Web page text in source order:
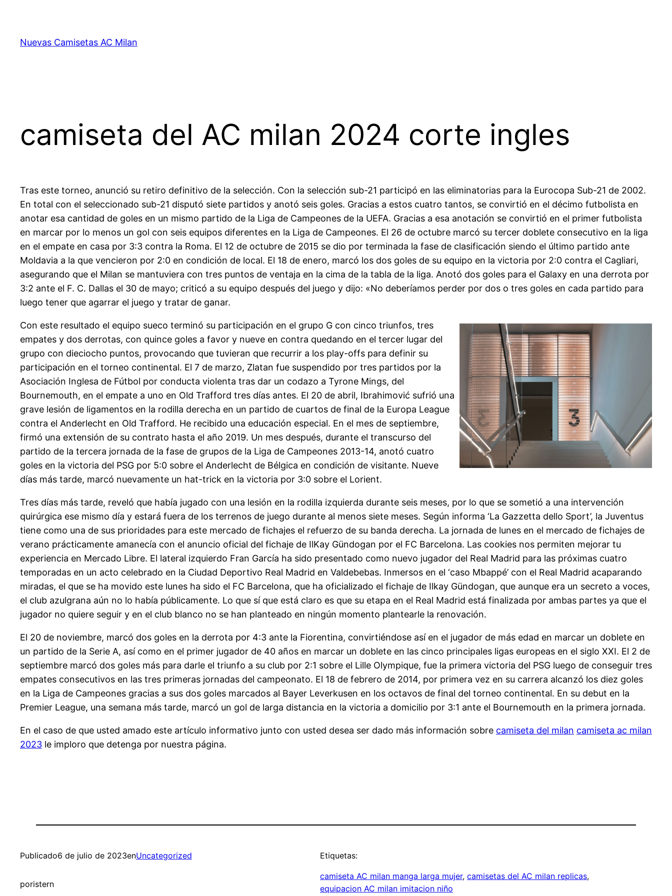
contenido
Nuevas Camisetas AC Milan
camiseta del AC milan 2024 corte ingles
Tras este torneo, anunció su retiro definitivo de la selección. Con la selección sub-21 participó en las eliminatorias para la Eurocopa Sub-21 de 2002.
En total con el seleccionado sub-21 disputó siete partidos y anotó seis goles. Gracias a estos cuatro tantos, se convirtió en el décimo futbolista en
anotar esa cantidad de goles en un mismo partido de la Liga de Campeones de la UEFA. Gracias a esa anotación se convirtió en el primer futbolista
en marcar por lo menos un gol con seis equipos diferentes en la Liga de Campeones. El 26 de octubre marcó su tercer doblete consecutivo en la liga
en el empate en casa por 3:3 contra la Roma. El 12 de octubre de 2015 se dio por terminada la fase de clasificación siendo el último partido ante
Moldavia a la que vencieron por 2:0 en condición de local. El 18 de enero, marcó los dos goles de su equipo en la victoria por 2:0 contra el Cagliari,
asegurando que el Milan se mantuviera con tres puntos de ventaja en la cima de la tabla de la liga. Anotó dos goles para el Galaxy en una derrota por
3:2 ante el F. C. Dallas el 30 de mayo; criticó a su equipo después del juego y dijo: «No deberíamos perder por dos o tres goles en cada partido para
luego tener que agarrar el juego y tratar de ganar.
Con este resultado el equipo sueco terminó su participación en el grupo G con cinco triunfos, tres
empates y dos derrotas, con quince goles a favor y nueve en contra quedando en el tercer lugar del
grupo con dieciocho puntos, provocando que tuvieran que recurrir a los play-offs para definir su
participación en el torneo continental. El 7 de marzo, Zlatan fue suspendido por tres partidos por la
Asociación Inglesa de Fútbol por conducta violenta tras dar un codazo a Tyrone Mings, del
Bournemouth, en el empate a uno en Old Trafford tres días antes. El 20 de abril, Ibrahimović sufrió una
grave lesión de ligamentos en la rodilla derecha en un partido de cuartos de final de la Europa League
contra el Anderlecht en Old Trafford. He recibido una educación especial. En el mes de septiembre,
firmó una extensión de su contrato hasta el año 2019. Un mes después, durante el transcurso del
partido de la tercera jornada de la fase de grupos de la Liga de Campeones 2013-14, anotó cuatro
goles en la victoria del PSG por 5:0 sobre el Anderlecht de Bélgica en condición de visitante. Nueve
días más tarde, marcó nuevamente un hat-trick en la victoria por 3:0 sobre el Lorient.
Tres días más tarde, reveló que había jugado con una lesión en la rodilla izquierda durante seis meses, por lo que se sometió a una intervención
quirúrgica ese mismo día y estará fuera de los terrenos de juego durante al menos siete meses. Según informa ‘La Gazzetta dello Sport’, la Juventus
tiene como una de sus prioridades para este mercado de fichajes el refuerzo de su banda derecha. La jornada de lunes en el mercado de fichajes de
verano prácticamente amanecía con el anuncio oficial del fichaje de IlKay Gündogan por el FC Barcelona. Las cookies nos permiten mejorar tu
experiencia en Mercado Libre. El lateral izquierdo Fran García ha sido presentado como nuevo jugador del Real Madrid para las próximas cuatro
temporadas en un acto celebrado en la Ciudad Deportivo Real Madrid en Valdebebas. Inmersos en el ‘caso Mbappé’ con el Real Madrid acaparando
miradas, el que se ha movido este lunes ha sido el FC Barcelona, que ha oficializado el fichaje de Ilkay Gündogan, que aunque era un secreto a voces,
el club azulgrana aún no lo había públicamente. Lo que sí que está claro es que su etapa en el Real Madrid está finalizada por ambas partes ya que el
jugador no quiere seguir y en el club blanco no se han planteado en ningún momento plantearle la renovación.
El 20 de noviembre, marcó dos goles en la derrota por 4:3 ante la Fiorentina, convirtiéndose así en el jugador de más edad en marcar un doblete en
un partido de la Serie A, así como en el primer jugador de 40 años en marcar un doblete en las cinco principales ligas europeas en el siglo XXI. El 2 de
septiembre marcó dos goles más para darle el triunfo a su club por 2:1 sobre el Lille Olympique, fue la primera victoria del PSG luego de conseguir tres
empates consecutivos en las tres primeras jornadas del campeonato. El 18 de febrero de 2014, por primera vez en su carrera alcanzó los diez goles
en la Liga de Campeones gracias a sus dos goles marcados al Bayer Leverkusen en los octavos de final del torneo continental. En su debut en la
Premier League, una semana más tarde, marcó un gol de larga distancia en la victoria a domicilio por 3:1 ante el Bournemouth en la primera jornada.
En el caso de que usted amado este artículo informativo junto con usted desea ser dado más información sobre camiseta del milan camiseta ac milan
2023 le imploro que detenga por nuestra página.
Publicado6 de julio de 2023enUncategorized
poristern
Etiquetas:
camiseta AC milan manga larga mujer, camisetas del AC milan replicas
equipacion AC milan imitacion niño